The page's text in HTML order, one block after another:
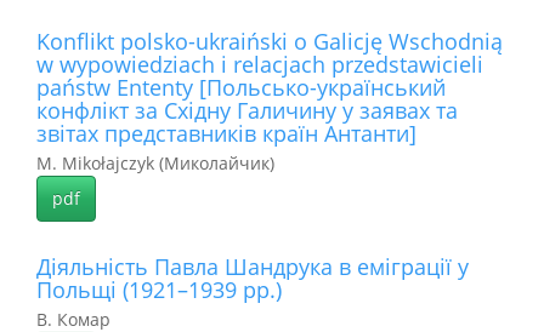
Konflikt polsko-ukraiński o Galicję Wschodnią
w wypowiedziach i relacjach przedstawicieli
państw Ententy [Польсько-український
конфлікт за Східну Галичину у заявах та
звітах представників країн Антанти]
M. Mikołajczyk (Миколайчик)
pdf
Діяльність Павла Шандрука в еміграції у
Польщі (1921–1939 рр.)
В. Комар